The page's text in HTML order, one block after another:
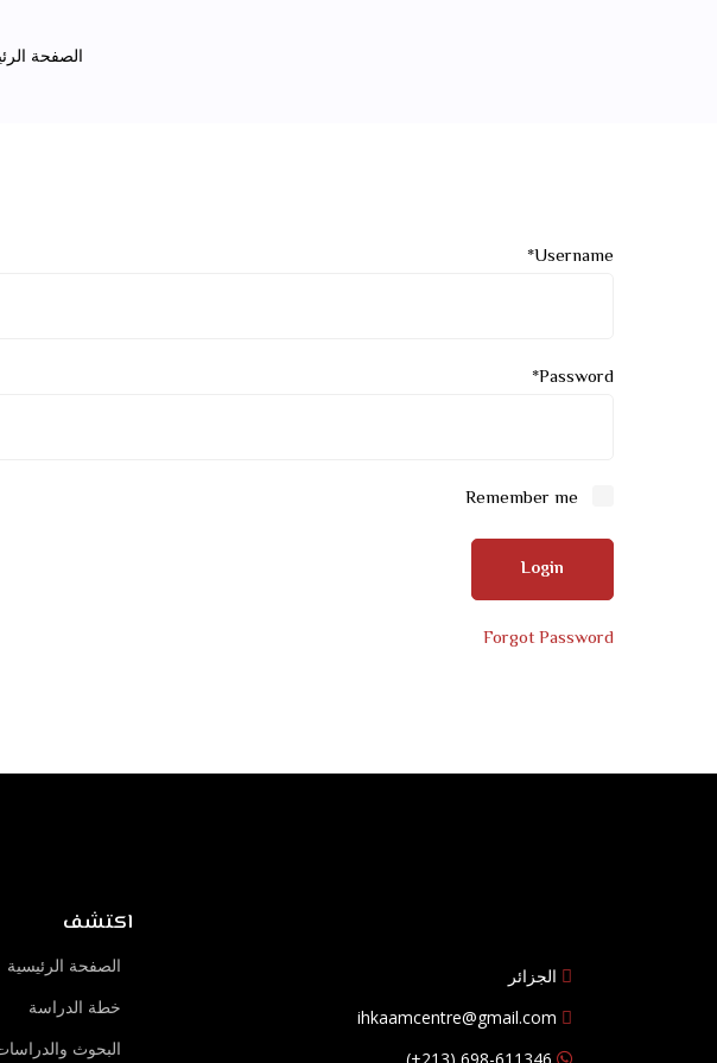
الصفحة
Username
*
Password
*
Forgot Password
الجزائر
ihkaamcentre@gmail.com
اكتشف
الصفحة الرئيسية
خطة الدراسة
البحوث